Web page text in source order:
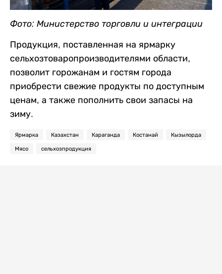
Фото: Министерство торговли и интеграции
Продукция, поставленная на ярмарку
сельхозтоваропроизводителями области,
позволит горожанам и гостям города
приобрести свежие продукты по доступным
ценам, а также пополнить свои запасы на
зиму.
Ярмарка Казахстан Караганда Костанай Кызылорда
Мясо сельхозпродукция